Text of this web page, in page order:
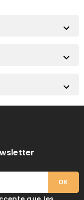


